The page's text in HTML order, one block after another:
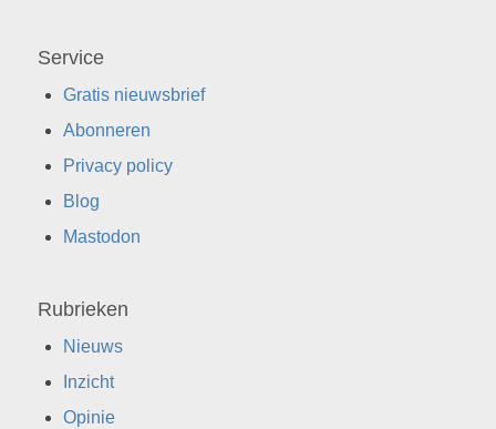
Service
Gratis nieuwsbrief
Abonneren
Privacy policy
Blog
Mastodon
Rubrieken
Nieuws
Inzicht
Opinie